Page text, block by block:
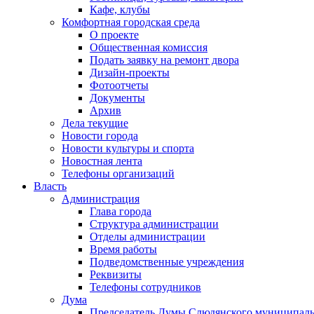
Кафе, клубы
Комфортная городская среда
О проекте
Общественная комиссия
Подать заявку на ремонт двора
Дизайн-проекты
Фотоотчеты
Документы
Архив
Дела текущие
Новости города
Новости культуры и спорта
Новостная лента
Телефоны организаций
Власть
Администрация
Глава города
Структура администрации
Отделы администрации
Время работы
Подведомственные учреждения
Реквизиты
Телефоны сотрудников
Дума